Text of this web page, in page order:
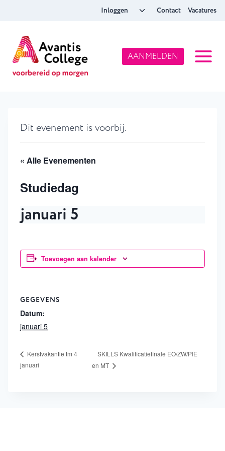
inhoud
Inloggen
ToggleContact Vacatures
AANMELDEN
Dit evenement is voorbij.
« Alle Evenementen
Studiedag
januari 5
Toevoegen aan kalender
GEGEVENS
Datum:
januari 5
Kerstvakantie tm 4
januari
SKILLS Kwalificatiefinale EO/ZW/PIE
en MT